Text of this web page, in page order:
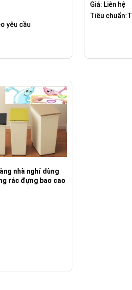
yêu cầu
Giá: Liên hệ
Tiêu
nhà nghỉ dùng
rác đựng bao cao